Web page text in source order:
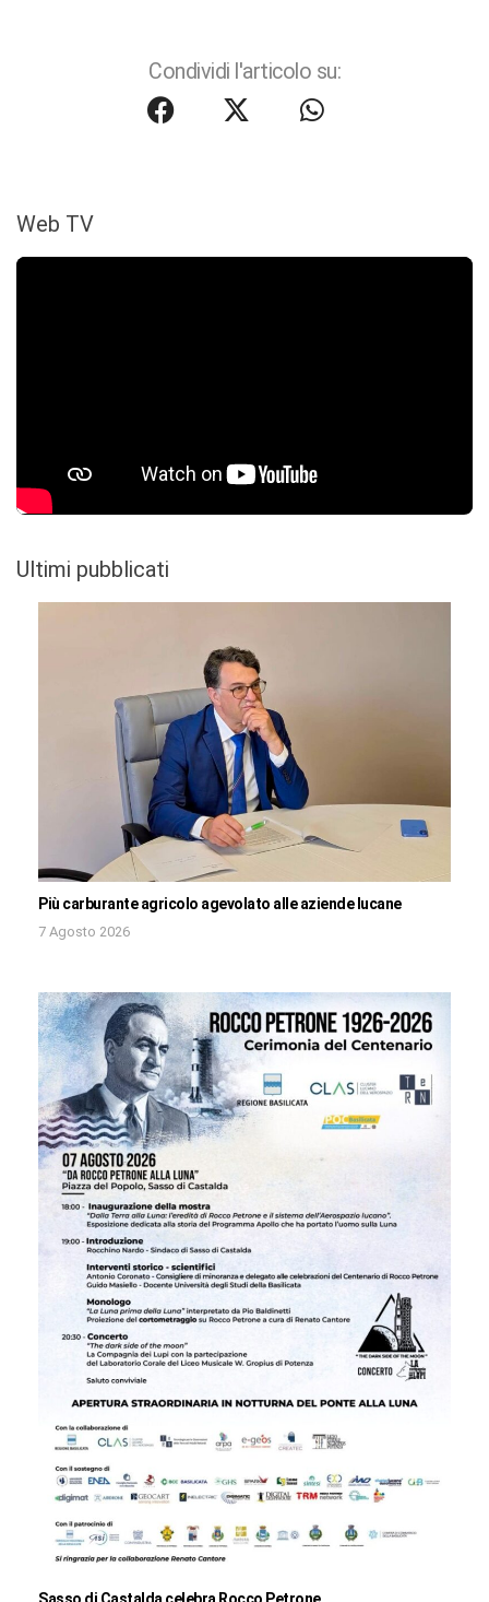
Condividi l'articolo su:
Web TV
Ultimi pubblicati
Più carburante agricolo agevolato alle aziende lucane
7 Agosto 2026